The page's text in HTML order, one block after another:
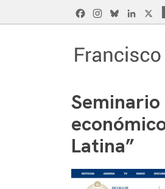
to
FacebookInstagram
Bluesky
Seminario
Latina”